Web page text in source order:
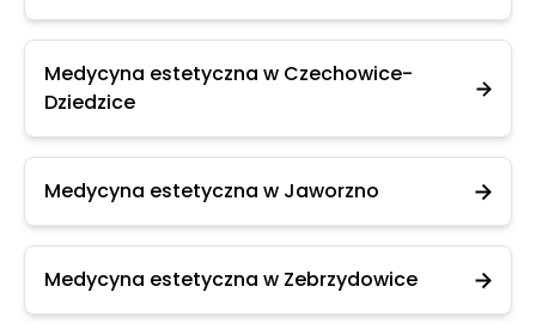
Medycyna estetyczna w Czechowice-
Dziedzice
Medycyna estetyczna w Jaworzno
Medycyna estetyczna w Zebrzydowice